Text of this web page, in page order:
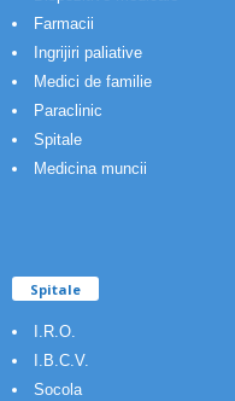
Farmacii
Ingrijiri paliative
Medici de familie
Paraclinic
Spitale
Medicina muncii
Spitale
I.R.O.
I.B.C.V.
Socola